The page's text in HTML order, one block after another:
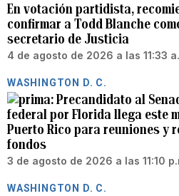
En votación partidista,
confirmar a Todd Blanche
secretario de Justicia
4 de agosto de 2026 a las 11:33
WASHINGTON D. C.
Precandidato al
federal por Florida llega este
Puerto Rico para reuniones y
fondos
3 de agosto de 2026 a las 11:10
WASHINGTON D. C.